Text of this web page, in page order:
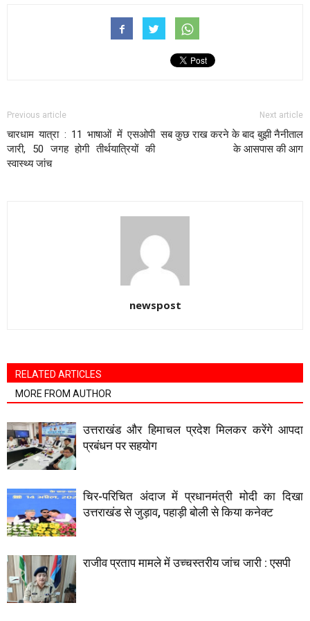
Previous article
चारधाम यात्रा : 11 भाषाओं में एसओपी
जारी, 50 जगह होगी तीर्थयात्रियों की
स्वास्थ्य जांच
Next article
सब कुछ राख करने के बाद बुझी नैनीताल
के आसपास की आग
newspost
RELATED ARTICLES
MORE FROM AUTHOR
उत्तराखंड और हिमाचल प्रदेश मिलकर करेंगे आपदा
प्रबंधन पर सहयाेग
चिर-परिचित अंदाज में प्रधानमंत्री मोदी का दिखा
उत्तराखंड से जुड़ाव, पहाड़ी बोली से किया कनेक्ट
राजीव प्रताप मामले में उच्चस्तरीय जांच जारी : एसपी